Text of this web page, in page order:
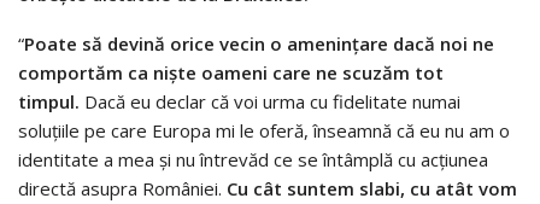
“Poate să devină orice vecin o ameninţare dacă noi ne
comportăm ca nişte oameni care ne scuzăm tot
timpul. Dacă eu declar că voi urma cu fidelitate numai
soluţiile pe care Europa mi le oferă, înseamnă că eu nu am o
identitate a mea şi nu întrevăd ce se întâmplă cu acţiunea
directă asupra României. Cu cât suntem slabi, cu atât vom